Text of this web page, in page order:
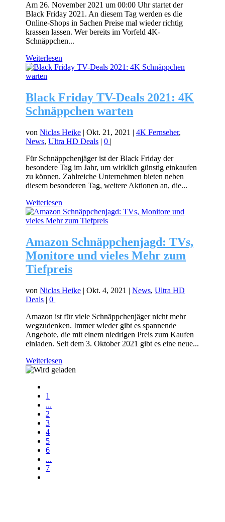
Am 26. November 2021 um 00:00 Uhr startet der
Black Friday 2021. An diesem Tag werden es die
Online-Shops in Sachen Preise mal wieder richtig
krassen lassen. Wer bereits im Vorfeld 4K-
Schnäppchen...
Weiterlesen
Black Friday TV-Deals 2021: 4K
Schnäppchen warten
vonNiclas Heike |Okt. 21, 2021 |4K Fernseher,
News,Ultra HD Deals |0 |
Für Schnäppchenjäger ist der Black Friday der
besondere Tag im Jahr, um wirklich günstig einkaufen
zu können. Zahlreiche Unternehmen bieten neben
diesem besonderen Tag, weitere Aktionen an, die...
Weiterlesen
Amazon Schnäppchenjagd: TVs,
Monitore und vieles Mehr zum
Tiefpreis
vonNiclas Heike |Okt. 4, 2021 |News,Ultra HD
Deals |0 |
Amazon ist für viele Schnäppchenjäger nicht mehr
wegzudenken. Immer wieder gibt es spannende
Angebote, die mit einem niedrigen Preis zum Kaufen
einladen. Seit dem 3. Oktober 2021 gibt es eine neue...
Weiterlesen
1
...
2
3
4
5
6
...
7